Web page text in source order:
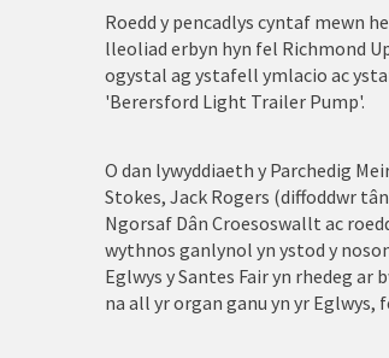
Porthaethwy
Porthmadog
Pwllheli
Rhosneigr
Rhuthun
Roedd y pencadlys cyntaf mewn
lleoliad erbyn hyn fel Richmond
ogystal ag ystafell ymlacio ac
'Berersford Light Trailer Pump'.
O dan lywyddiaeth y Parchedig
Stokes, Jack Rogers (diffoddwr
Ngorsaf Dân Croesoswallt ac
wythnos ganlynol yn ystod y
Eglwys y Santes Fair yn rhedeg ar
na all yr organ ganu yn yr Eglwys,